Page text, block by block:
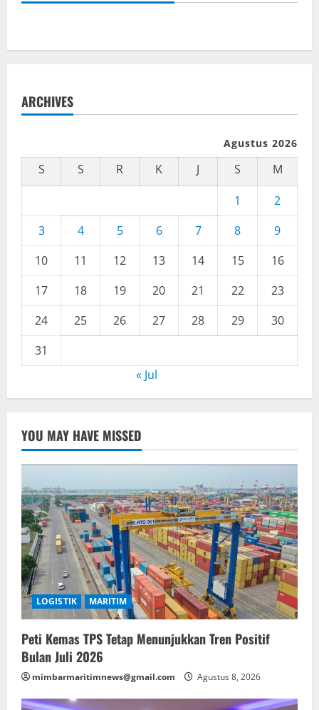
ARCHIVES
Agustus 2026
S S R K J S
M
1
2
3
4 5 6 7 8
9
10
11 12 13 14 15
16
17
18 19 20 21 22
23
24
25 26 27 28 29
30
31
« Jul
YOU MAY HAVE MISSED
LOGISTIK MARITIM
Peti Kemas TPS Tetap Menunjukkan Tren Positif
Bulan Juli 2026
mimbarmaritimnews@gmail.com Agustus 8, 2026